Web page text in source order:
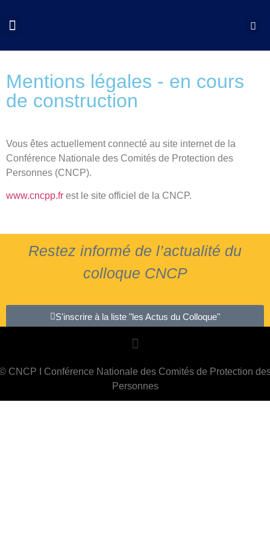
Mentions légales - en cours
de construction
Vous êtes actuellement connecté au site internet de la
Conférence Nationale des Comités de Protection des
Personnes (CNCP).
www.cncpp.fr est le site officiel de la CNCP.
Restez informé de l’actualité du
colloque CNCP
S'inscrire à la liste "les Actus du Colloque"
CNCP I Conférence Nationale des Comités de Protection
Personnes